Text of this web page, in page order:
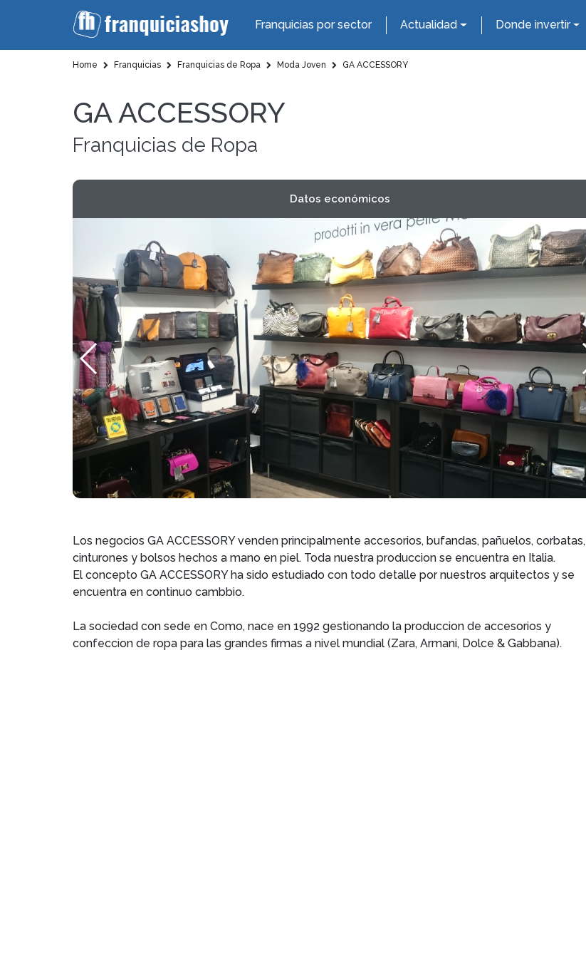
Franquicias por sector Actualidad Donde invertir
Home Franquicias Franquicias de Ropa Moda Joven GA ACCESSORY
GA ACCESSORY
Franquicias de Ropa
Datos económicos
Los negocios GA ACCESSORY venden principalmente accesorios, bufandas, pañuelos, corbatas,
cinturones y bolsos hechos a mano en piel. Toda nuestra produccion se encuentra en Italia.
El concepto GA ACCESSORY ha sido estudiado con todo detalle por nuestros arquitectos y se
encuentra en continuo cambbio.
La sociedad con sede en Como, nace en 1992 gestionando la produccion de accesorios y
confeccion de ropa para las grandes firmas a nivel mundial (Zara, Armani, Dolce & Gabbana).